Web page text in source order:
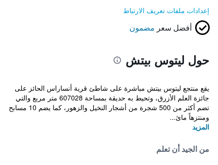
إعدادات ملفات تعريف الارتباط
أفضل سعر مضمون
حول ليتوس بيتش
يقع منتجع ليتوس بيتش مباشرة على شاطئ قرية أنساراس الحائز على
جائزة العلم الأزرق، وتحيط به حديقة بمساحة 607028 متر مربع والتي
تضم أكثر من 500 شجرة من أشجار النخيل والزهور، كما يضم 10 مسابح
ومنتزهاً مائ...
المزيد
من الجيد أن تعلم